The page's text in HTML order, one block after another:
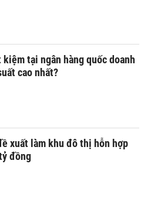
tại ngân hàng quốc doanh
cao nhất?
xuất làm khu đô thị hỗn hợp
đồng